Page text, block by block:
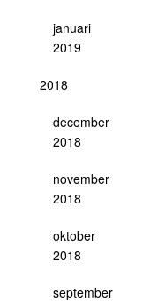
januari
2019
2018
december
2018
november
2018
oktober
2018
september